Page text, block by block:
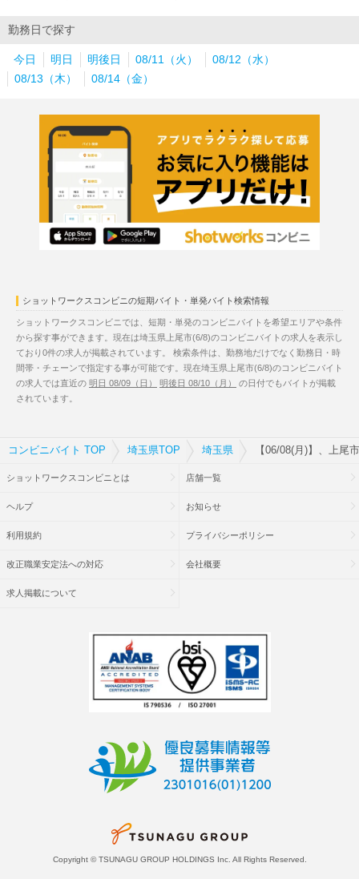
勤務日で探す
今日 明日 明後日 08/11（火）
08/12（水）
08/13（木）
08/14（金）
ショットワークスコンビニの短期バイト・単発バイト検索情報
ショットワークスコンビニでは、短期・単発のコンビニバイトを希望エリアや条件
から探す事ができます。現在は埼玉県上尾市(6/8)のコンビニバイトの求人を表示し
ており0件の求人が掲載されています。 検索条件は、勤務地だけでなく勤務日・時
間帯・チェーンで指定する事が可能です。現在埼玉県上尾市(6/8)のコンビニバイト
の求人では直近の 明日 08/09（日） 明後日 08/10（月）
の日付でもバイトが掲載
されています。
コンビニバイト TOP 埼玉県TOP 埼玉県 【06/08(月)】、上尾
ショットワークスコンビニとは 店舗一覧
ヘルプ お知らせ
利用規約 プライバシーポリシー
改正職業安定法への対応 会社概要
求人掲載について
Copyright © TSUNAGU GROUP HOLDINGS Inc. All Rights Reserved.